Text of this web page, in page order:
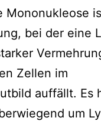
Mononukleose
bei der eine
Zellen im
auffällt. Es
um